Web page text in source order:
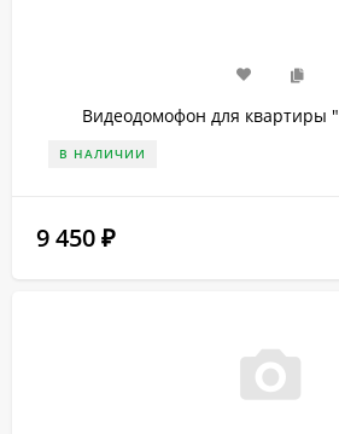
Видеодомофон для квартиры
В НАЛИЧИИ
9 450 ₽